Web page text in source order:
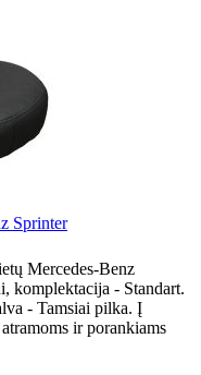
Sprinter
Mercedes-Benz
komplektacija - Standart.
- Tamsiai pilka. Į
ir porankiams